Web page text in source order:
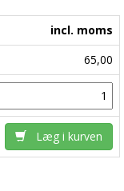
incl. moms
65,00
Læg i kurven